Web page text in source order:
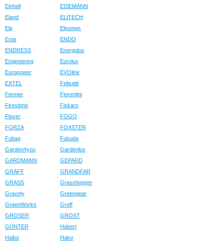
Einhell
EISEMANN
Eland
ELITECH
Elp
Elpumps
Enar
ENDO
ENDRESS
Energolux
Engineering
Eurolux
Europower
EVOline
EXTEL
Felisatti
Fermer
Fiorentini
Firestone
Fiskars
Flover
FOGO
FORZA
FOXSTER
Fubag
Fukuda
Garden4you
Gardenlux
GARDMANN
GEPARD
GRAFF
GRANDFAR
GRASS
Grasshopper
Gravely
Greengear
GreenWorks
Groff
GROSER
GROST
GUNTER
Habert
Haibo
Hako